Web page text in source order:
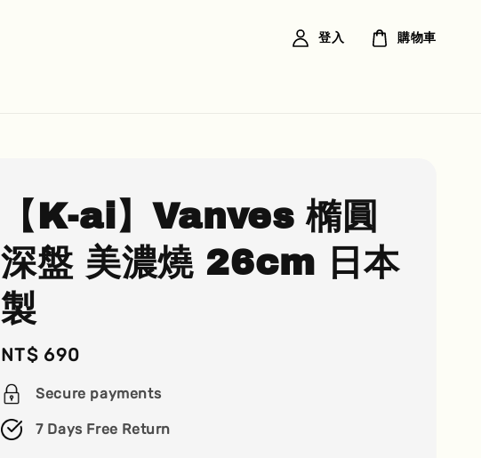
登入 購物車
【K-ai】Vanves 橢圓
深盤 美濃燒 26cm 日本
製
Regular
price
NT$ 690
Secure payments
7 Days Free Return